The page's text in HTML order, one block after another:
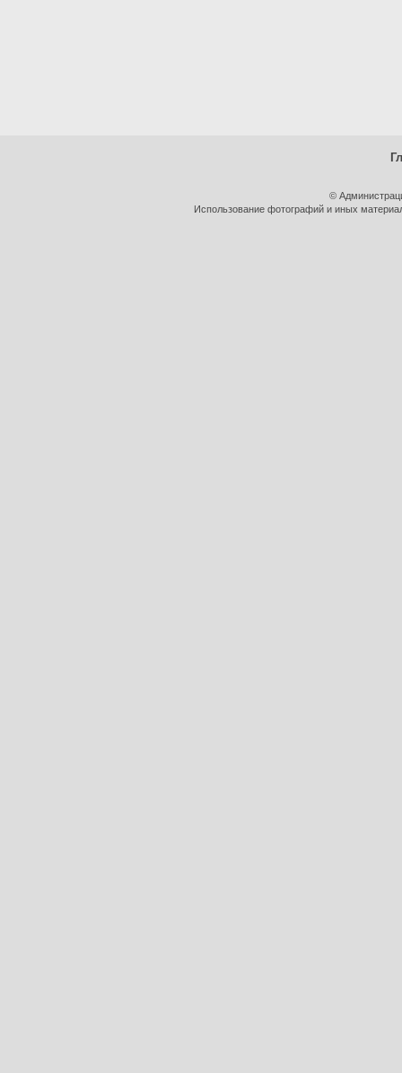
©
Использование фотографий и иных